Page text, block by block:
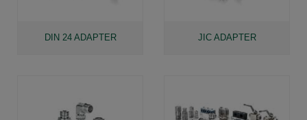
DIN 24 ADAPTER JIC ADAPTER